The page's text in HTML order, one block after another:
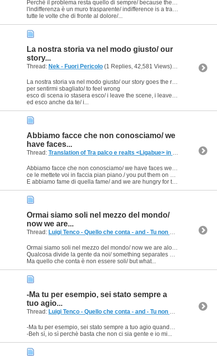
l'indifferenza è un muro trasparente/ indifference is a transparent wall
tutte le volte che di fronte al dolore/...
La nostra storia va nel modo giusto/ our
story...
Thread: Nek - Fuori Pericolo (1 Replies, 42,581 Views) by
La nostra storia va nel modo giusto/ our story goes the right way
per sentirmi sbagliato/ to feel wrong
esco di scena io stasera esco/ i leave the scene, i leave tonight
ed esco anche da te/ i...
Abbiamo facce che non conosciamo/ we
have faces...
Thread: Translation of Tra palco e realts <Ligabue> in Engllish, please
Abbiamo facce che non conosciamo/ we have faces we don't know
ce le mettete voi in faccia pian piano./ you put them on us little by little
E abbiamo fame di quella fame/ and we are hungry for that...
Ormai siamo soli nel mezzo del mondo/
now we are...
Thread: Luigi Tenco - Quello che conta - and - Tu non hai capito niente
Ormai siamo soli nel mezzo del mondo/ now we are alone in the middle of the world
Qualcosa divide la gente da noi/ something separates people from us
Ma quello che conta è non essere soli/ but what...
-Ma tu per esempio, sei stato sempre a
tuo agio...
Thread: Luigi Tenco - Quello che conta - and - Tu non hai capito niente
-Ma tu per esempio, sei stato sempre a tuo agio quando hai fatto dei film?/ For instance, did you feel at ease when you acted in movies?
-Beh sì, io sì perchè basta che non ci sia gente e io mi...